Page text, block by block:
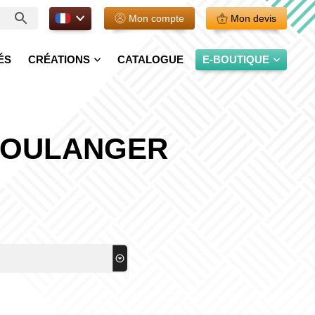
FR. Mon compte Mon devis
CRÉATIONS CATALOGUE E-BOUTIQUE